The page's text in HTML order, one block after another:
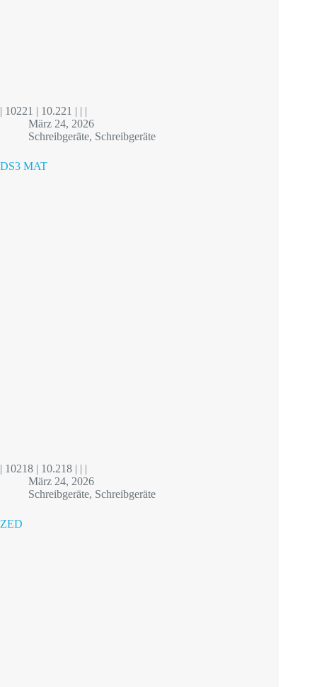
| 10221 | 10.221 | | |
März 24, 2026
Schreibgeräte, Schreibgeräte
DS3 MAT
| 10218 | 10.218 | | |
März 24, 2026
Schreibgeräte, Schreibgeräte
ZED